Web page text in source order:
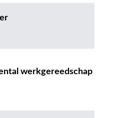
werkgereedschap